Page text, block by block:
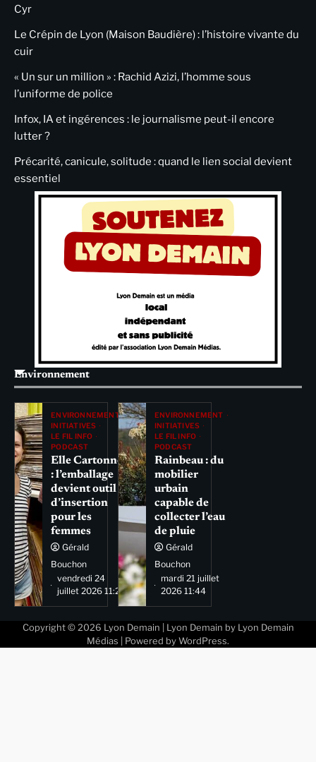
Cyr
Le Crépin de Lyon (Maison Baudière) : l’histoire vivante du
cuir
« Un sur un million » : Rachid Azizi, l’homme sous
l’uniforme de police
Infox, IA et ingérences : le journalisme peut-il encore
lutter ?
Précarité, canicule, solitude : quand le lien social devient
essentiel
Environnement
ENVIRONNEMENT
INITIATIVES
LE FIL INFO
PODCAST
Elle Cartonne
: l’emballage
devient outil
d’insertion
pour les
femmes
Gérald
Bouchon
vendredi 24
juillet 2026 11:29
ENVIRONNEMENT
INITIATIVES
LE FIL INFO
PODCAST
Rainbeau : du
mobilier
urbain
capable de
collecter l’eau
de pluie
Gérald
Bouchon
mardi 21 juillet
2026 11:44
Copyright © 2026 Lyon Demain | Lyon Demain by Lyon Demain
Médias | Powered by WordPress.